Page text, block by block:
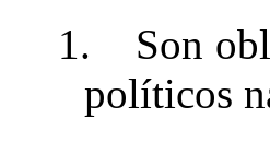
1.
Son
políticos